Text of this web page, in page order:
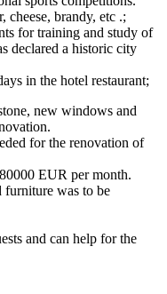
cheese, brandy, etc .;
for training and study of
declared a historic city
in the hotel restaurant;
new windows and
for the renovation of
EUR per month.
furniture was to be
and can help for the